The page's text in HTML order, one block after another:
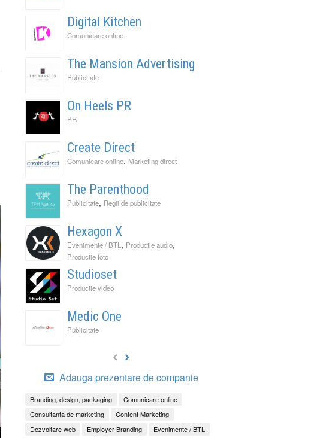
Digital Kitchen
Comunicare online
The Mansion Advertising
Publicitate
On Heels PR
PR
Create Direct
Comunicare online, Marketing direct
The Parenthood
Publicitate, Regii de publicitate
Hexagon X
Evenimente / BTL , Productie audio,
Productie foto
Studioset
Productie video
Medic One
Publicitate
Adauga prezentare de companie
Branding, design, packaging
Comunicare online
Consultanta de marketing
Content Marketing
Dezvoltare web
Employer Branding
Evenimente / BTL